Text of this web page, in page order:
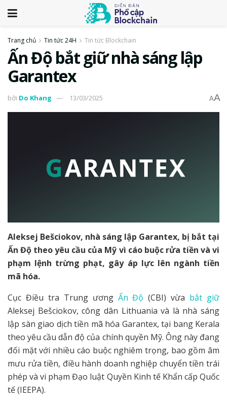
Trang chủ Tin tức 24H Tin tức Blockchain
Ấn Độ bắt giữ nhà sáng lập
Garantex
bởi Do Khang 13/03/2025 AA
Aleksej Bešciokov, nhà sáng lập Garantex, bị bắt tại
Ấn Độ theo yêu cầu của Mỹ vì cáo buộc rửa tiền và vi
phạm lệnh trừng phạt, gây áp lực lên ngành tiền
mã hóa.
Cục Điều tra Trung ương Ấn Độ (CBI) vừa bắt giữ
Aleksej Bešciokov, công dân Lithuania và là nhà sáng
lập sàn giao dịch tiền mã hóa Garantex, tại bang Kerala
theo yêu cầu dẫn độ của chính quyền Mỹ. Ông này đang
đối mặt với nhiều cáo buộc nghiêm trọng, bao gồm âm
mưu rửa tiền, điều hành doanh nghiệp chuyển tiền trái
phép và vi phạm Đạo luật Quyền Kinh tế Khẩn cấp Quốc
tế (IEEPA).